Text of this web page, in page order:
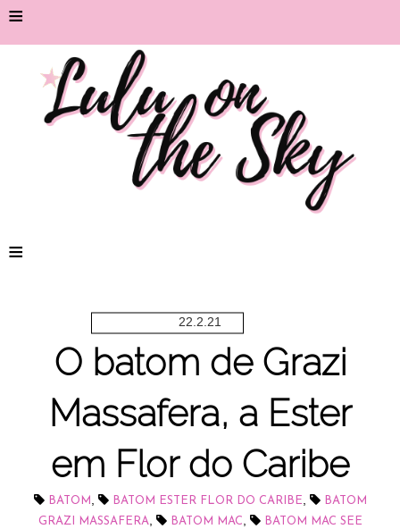
≡
≡
22.2.21
O batom de Grazi
Massafera, a Ester
em Flor do Caribe
BATOM , BATOM ESTER FLOR DO CARIBE,
BATOM
GRAZI MASSAFERA, BATOM MAC,
BATOM MAC SEE